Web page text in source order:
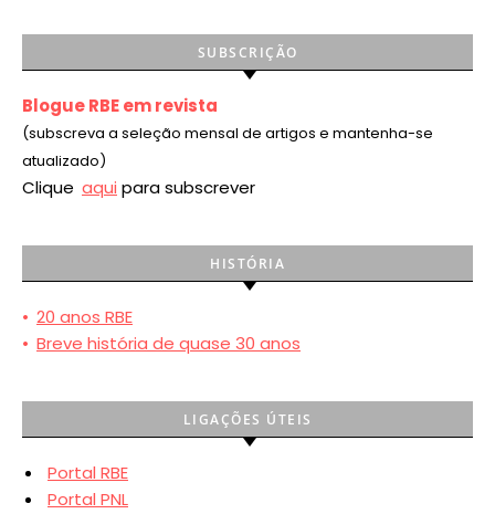
SUBSCRIÇÃO
Blogue RBE em revista
(subscreva a seleção mensal de artigos e mantenha-se
atualizado)
Clique aqui para subscrever
HISTÓRIA
• 20 anos RBE
• Breve história de quase 30 anos
LIGAÇÕES ÚTEIS
Portal RBE
Portal PNL